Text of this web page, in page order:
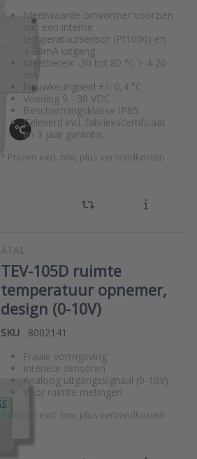
Meetwaarde omvormer voorzien
van een interne
temperatuursensor (Pt1000) en
4-20mA uitgang
Meetbereik -30 tot 80 °C > 4-20
mA
Nauwkeurigheid +/- 0,4 °C
Voeding 9 - 30 VDC
Beschermingsklasse IP65
Geleverd incl. fabriekscertificaat
en 3 jaar garantie.
* Prijzen excl. btw, plus verzendkosten
ATAL
TEV-105D ruimte
temperatuur opnemer,
design (0-10V)
SKU
8002141
Fraaie vormgeving
Interieur sensoren
Analoog uitgangssignaal (0-10V)
Voor ruimte metingen
Prijzen excl. btw, plus verzendkosten